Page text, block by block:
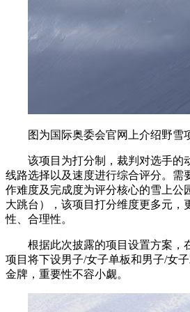
图为国际奥委会官网上介绍野雪
该项目为打分制，裁判对选手的
线路选择以及速度进行综合评分。需
作难度及完成度为评分核心的雪上公
大跳台），该项目打分维度更多元，
性、合理性。
根据此次披露的项目设置方案，
项目将下设男子/女子单板和男子/女
金牌，重要性不容小觑。